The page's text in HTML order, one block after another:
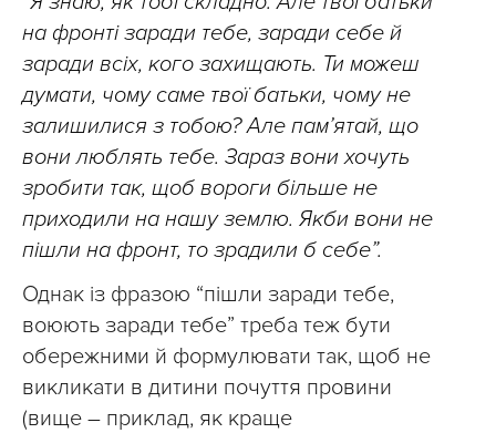
на фронті заради тебе, заради себе й
заради всіх, кого захищають. Ти можеш
думати, чому саме твої батьки, чому не
залишилися з тобою? Але пам’ятай, що
вони люблять тебе. Зараз вони хочуть
зробити так, щоб вороги більше не
приходили на нашу землю. Якби вони не
пішли на фронт, то зрадили б себе”.
Однак із фразою “пішли заради тебе,
воюють заради тебе” треба теж бути
обережними й формулювати так, щоб не
викликати в дитини почуття провини
(вище – приклад, як краще